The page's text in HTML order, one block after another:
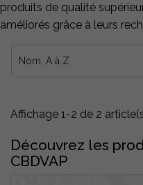
produits de qualité
améliorés grâce à leurs
Nom, A à Z
Affichage 1-2 de 2
Découvrez les
CBDVAP